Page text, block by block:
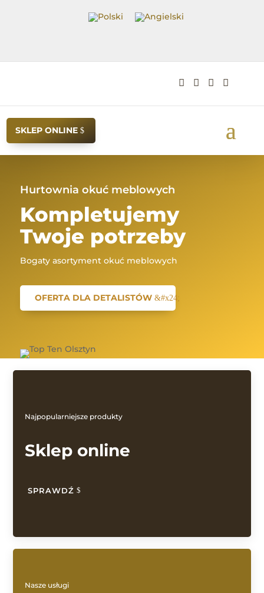
   
SKLEP ONLINE
Hurtownia okuć meblowych
Kompletujemy
Twoje potrzeby
Bogaty asortyment okuć meblowych
OFERTA DLA DETALISTÓW
Najpopularniejsze produkty
Sklep online
SPRAWDŹ
Nasze usługi